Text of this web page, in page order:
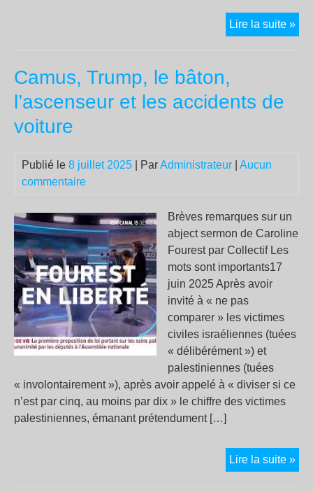
Lire la suite »Le
Camus, Trump, le bâton,
l’ascenseur et les accidents de
voiture
Publié le 8 juillet 2025 | ParAdministrateur
Aucun
commentaire
Brèves remarques sur un
abject sermon de Caroline
Fourest par Collectif Les
mots sont importants17
juin 2025 Après avoir
invité à « ne pas
comparer » les victimes
civiles israéliennes (tuées
« délibérément ») et
palestiniennes (tuées
« involontairement »), après avoir appelé à « diviser si ce
n’est par cinq, au moins par dix » le chiffre des victimes
palestiniennes, émanant prétendument […]
Lire la suite »